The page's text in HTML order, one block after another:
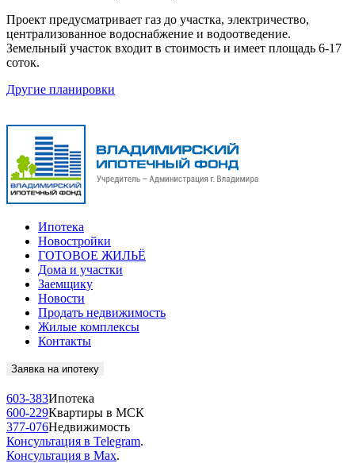
Проект предусматривает газ до участка, электричество,
централизованное водоснабжение и водоотведение.
Земельный участок входит в стоимость и имеет площадь 6-17
соток.
Другие планировки
Ипотека
Новостройки
ГОТОВОЕ ЖИЛЬЁ
Дома и участки
Заемщику
Новости
Продать недвижимость
Жилые комплексы
Контакты
Заявка на ипотеку
603-383Ипотека
600-229Квартиры в МСК
377-076Недвижимость
Консультация в Telegram.
Консультация в Max.